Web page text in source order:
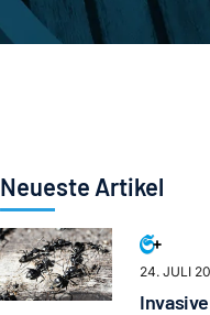
Neueste Artikel
24. JULI